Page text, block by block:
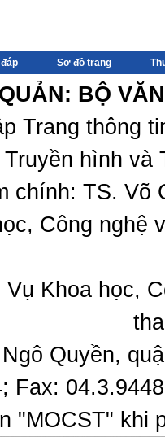
Sơ đồ trang
BỘ
Trang thông
hình
chính: TS.
Công nghệ
Vụ Khoa học,
Quyền,
Fax:
"MOCST" khi